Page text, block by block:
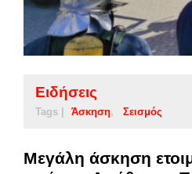
Ειδήσεις
Tags | Άσκηση Σεισμός
Μεγάλη άσκηση